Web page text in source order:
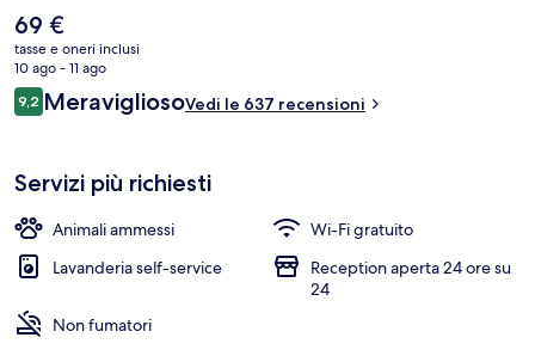
3 min a piedi.
Il
prezzo
attuale
è
69 €
69 €
tasse e oneri inclusi
10 ago - 11 ago
Recensioni
9,29,2 su 10
MeravigliosoVedi le 637 recensioni
Servizi più richiesti
Animali ammessi
Wi-Fi gratuito
Lavanderia self-service
Reception aperta 24 ore su
24
Non fumatori